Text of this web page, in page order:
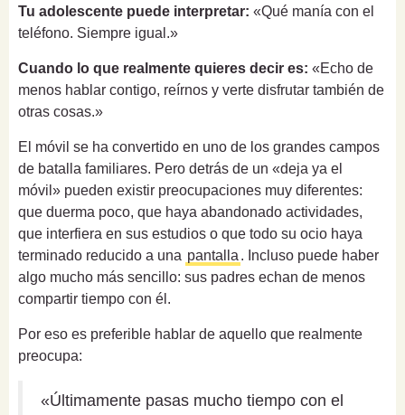
Tu adolescente puede interpretar: «Qué manía con el
teléfono. Siempre igual.»
Cuando lo que realmente quieres decir es: «Echo de
menos hablar contigo, reírnos y verte disfrutar también de
otras cosas.»
El móvil se ha convertido en uno de los grandes campos
de batalla familiares. Pero detrás de un «deja ya el
móvil» pueden existir preocupaciones muy diferentes:
que duerma poco, que haya abandonado actividades,
que interfiera en sus estudios o que todo su ocio haya
terminado reducido a una pantalla . Incluso puede haber
algo mucho más sencillo: sus padres echan de menos
compartir tiempo con él.
Por eso es preferible hablar de aquello que realmente
preocupa:
«Últimamente pasas mucho tiempo con el